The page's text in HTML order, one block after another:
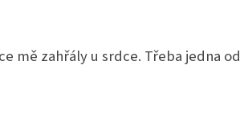
mě zahřály u srdce. Třeba jedna od